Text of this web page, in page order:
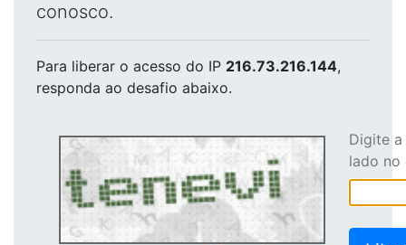
conosco.
Para liberar o acesso do IP 216.73.216.144,
responda ao desafio abaixo.
Digite
lado no